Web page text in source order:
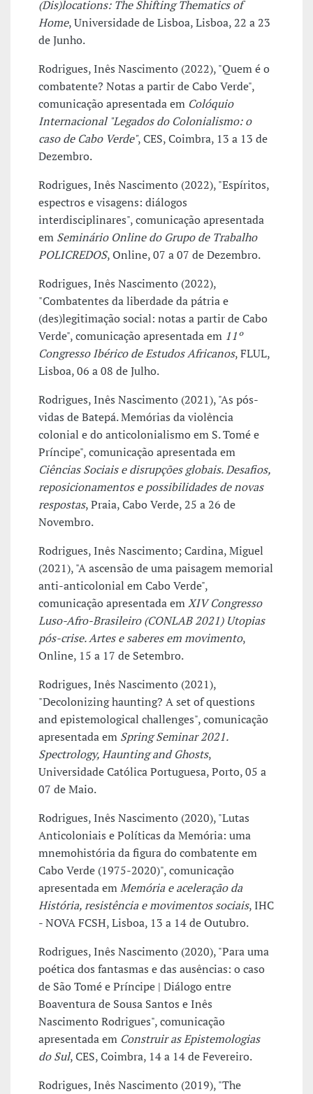
(Dis)locations: The Shifting Thematics of
Home, Universidade de Lisboa, Lisboa, 22 a 23
de Junho.
Rodrigues, Inês Nascimento (2022), "Quem é o
combatente? Notas a partir de Cabo Verde",
comunicação apresentada em Colóquio
Internacional "Legados do Colonialismo: o
caso de Cabo Verde", CES, Coimbra, 13 a 13 de
Dezembro.
Rodrigues, Inês Nascimento (2022), "Espíritos,
espectros e visagens: diálogos
interdisciplinares", comunicação apresentada
em Seminário Online do Grupo de Trabalho
POLICREDOS, Online, 07 a 07 de Dezembro.
Rodrigues, Inês Nascimento (2022),
"Combatentes da liberdade da pátria e
(des)legitimação social: notas a partir de Cabo
Verde", comunicação apresentada em 11º
Congresso Ibérico de Estudos Africanos, FLUL,
Lisboa, 06 a 08 de Julho.
Rodrigues, Inês Nascimento (2021), "As pós-
vidas de Batepá. Memórias da violência
colonial e do anticolonialismo em S. Tomé e
Príncipe", comunicação apresentada em
Ciências Sociais e disrupções globais. Desafios,
reposicionamentos e possibilidades de novas
respostas, Praia, Cabo Verde, 25 a 26 de
Novembro.
Rodrigues, Inês Nascimento; Cardina, Miguel
(2021), "A ascensão de uma paisagem memorial
anti-anticolonial em Cabo Verde",
comunicação apresentada emXIV Congresso
Luso-Afro-Brasileiro (CONLAB 2021) Utopias
pós-crise. Artes e saberes em movimento,
Online, 15 a 17 de Setembro.
Rodrigues, Inês Nascimento (2021),
"Decolonizing haunting? A set of questions
and epistemological challenges", comunicação
apresentada em Spring Seminar 2021.
Spectrology, Haunting and Ghosts,
Universidade Católica Portuguesa, Porto, 05 a
07 de Maio.
Rodrigues, Inês Nascimento (2020), "Lutas
Anticoloniais e Políticas da Memória: uma
mnemohistória da figura do combatente em
Cabo Verde (1975-2020)", comunicação
apresentada emMemória e aceleração da
História, resistência e movimentos sociais, IHC
- NOVA FCSH, Lisboa, 13 a 14 de Outubro.
Rodrigues, Inês Nascimento (2020), "Para uma
poética dos fantasmas e das ausências: o caso
de São Tomé e Príncipe | Diálogo entre
Boaventura de Sousa Santos e Inês
Nascimento Rodrigues", comunicação
apresentada em Construir as Epistemologias
do Sul, CES, Coimbra, 14 a 14 de Fevereiro.
Rodrigues, Inês Nascimento (2019), "The